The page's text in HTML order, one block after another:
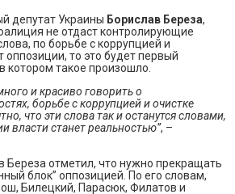
депутат Украины Борислав Береза,
не отдаст контролирующие
по борьбе с коррупцией и
оппозиции, то это будет первый
котором такое произошло.
и красиво говорить о
борьбе с коррупцией и очистке
что эти слова так и останутся словами,
власти станет реальностью”, –
Береза отметил, что нужно прекращать
блок” оппозицией. По его словам,
Билецкий, Парасюк, Филатов и